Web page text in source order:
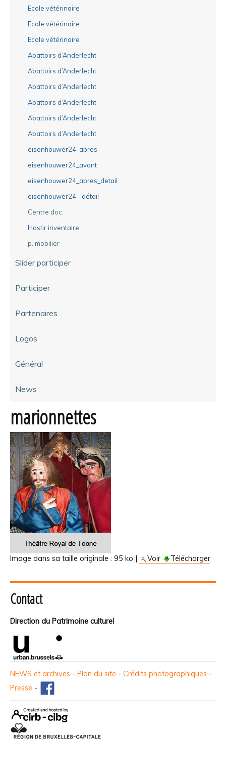
Ecole vétérinaire
Ecole vétérinaire
Ecole vétérinaire
Abattoirs d’Anderlecht
Abattoirs d’Anderlecht
Abattoirs d’Anderlecht
Abattoirs d’Anderlecht
Abattoirs d’Anderlecht
Abattoirs d’Anderlecht
eisenhouwer24_apres
eisenhouwer24_avant
eisenhouwer24_apres_detail
eisenhouwer24 - détail
Centre doc.
Hastir inventaire
p. mobilier
Slider participer
Participer
Partenaires
Logos
Général
News
marionnettes
Image dans sa taille originale : 95 ko | Voir Télécharger
Contact
Direction du Patrimoine culturel
NEWS et archives - Plan du site - Crédits photographiques -
Presse -